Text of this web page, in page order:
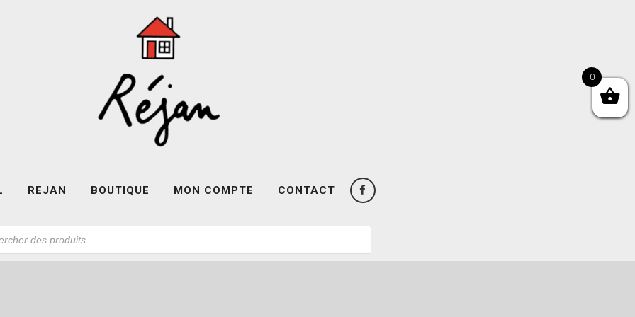
REJAN BOUTIQUE MON COMPTE CONTACT
0